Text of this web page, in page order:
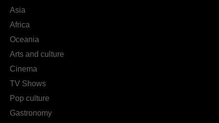
Asia
Africa
Oceania
Arts and culture
Cinema
TV Shows
Pop culture
Gastronomy